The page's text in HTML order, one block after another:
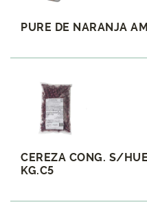
PURE DE NARANJA
CEREZA CONG. S/
KG.C5